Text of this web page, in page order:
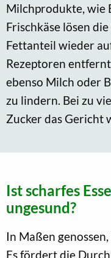
Milchprodukte, wie
Frischkäse lösen
Fettanteil wieder
Rezeptoren
ebenso Milch oder
zu lindern. Bei zu
Zucker das Gericht
Ist scharfes
ungesund?
In Maßen
Es fördert die